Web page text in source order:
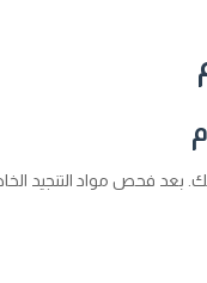
بعد فحص مواد التنجيد